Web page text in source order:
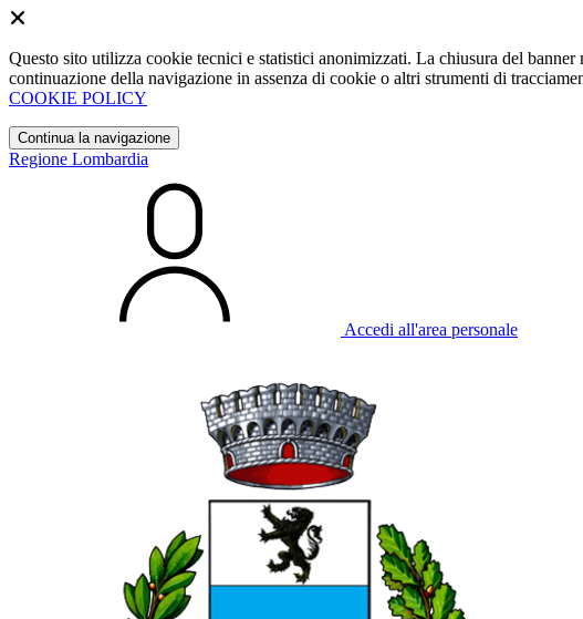
Questo sito utilizza cookie tecnici e statistici anonimizzati. La chiusura del
continuazione della navigazione in assenza di cookie o altri strumenti di
COOKIE POLICY
Continua la navigazione
Regione Lombardia
Accedi all'area personale